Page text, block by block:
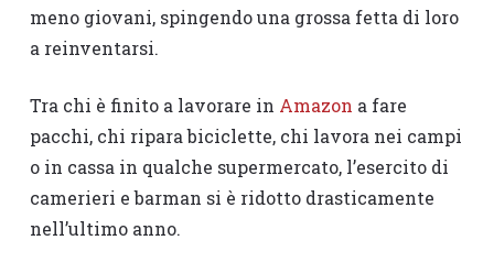
meno giovani, spingendo una grossa fetta di loro
a reinventarsi.
Tra chi è finito a lavorare in Amazon a fare
pacchi, chi ripara biciclette, chi lavora nei campi
o in cassa in qualche supermercato, l’esercito di
camerieri e barman si è ridotto drasticamente
nell’ultimo anno.